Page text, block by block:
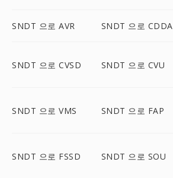
SNDT 으로 AVR SNDT 으로 CDDA
SNDT 으로 CVSD SNDT 으로 CVU
SNDT 으로 VMS SNDT 으로 FAP
SNDT 으로 FSSD SNDT 으로 SOU